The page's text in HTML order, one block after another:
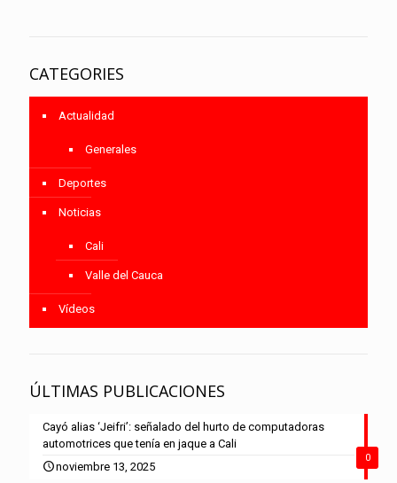
CATEGORIES
Actualidad
Generales
Deportes
Noticias
Cali
Valle del Cauca
Vídeos
ÚLTIMAS PUBLICACIONES
0
Cayó alias ‘Jeifri’: señalado del hurto de computadoras
automotrices que tenía en jaque a Cali
noviembre 13, 2025